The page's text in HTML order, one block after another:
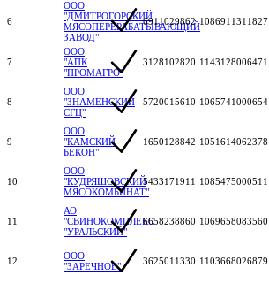
6
ООО
"ДМИТРОГОРСКИЙ
МЯСОПЕРЕРАБАТЫВАЮЩИЙ
ЗАВОД"
6911029862 1086911311827
7
ООО
"АПК
"ПРОМАГРО"
3128102820 1143128006471
8
ООО
"ЗНАМЕНСКИЙ
СГЦ"
5720015610 1065741000654
9
ООО
"КАМСКИЙ
БЕКОН"
1650128842 1051614062378
10
ООО
"КУДРЯШОВСКИЙ
МЯСОКОМБИНАТ"
5433171911 1085475000511
11
АО
"СВИНОКОМПЛЕКС
"УРАЛЬСКИЙ"
6658238860 1069658083560
12
ООО
"ЗАРЕЧНОЕ"
3625011330 1103668026879